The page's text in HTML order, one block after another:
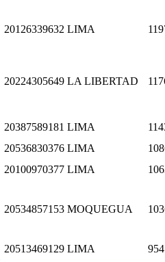
20126339632 LIMA
20224305649 LA LIBERTAD
20387589181 LIMA
20536830376 LIMA
20100970377 LIMA
20534857153 MOQUEGUA
20513469129 LIMA